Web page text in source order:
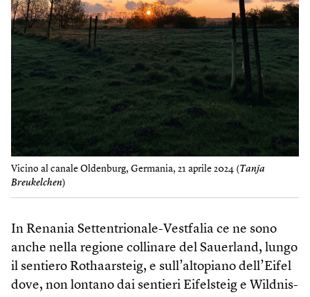
Vicino al canale Oldenburg, Germania, 21 aprile 2024 (Tanja
Breukelchen)
In Renania Settentrionale-Vestfalia ce ne sono
anche nella regione collinare del Sauerland, lungo
il sentiero Rothaarsteig, e sull’altopiano dell’Eifel
dove, non lontano dai sentieri Eifelsteig e Wildnis-